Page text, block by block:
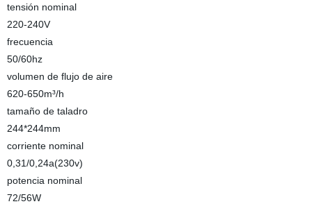
tensión nominal
220-240V
frecuencia
50/60hz
volumen de flujo de aire
620-650m³/h
tamaño de taladro
244*244mm
corriente nominal
0,31/0,24a(230v)
potencia nominal
72/56W